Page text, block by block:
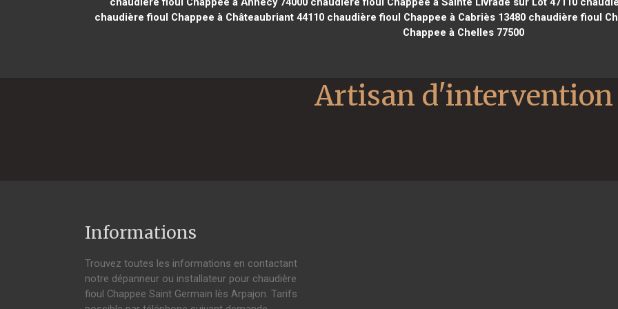
chaudière fioul Chappee à Châteaubriant 44110chaudière fioul Chappee à Cabriès 13480chaudière fioul
Chappee à Chelles 77500
Informations
Trouvez toutes les informations en contactant
notre dépanneur ou installateur pour chaudière
fioul Chappee Saint Germain lès Arpajon. Tarifs
Artisan d'intervention